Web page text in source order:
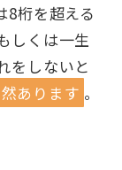
8桁を超える
しくは一生
をしないと
あります 。